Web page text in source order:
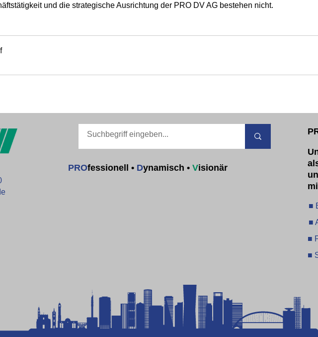
und die strategische Ausrichtung der PRO DV AG bestehen nicht.
PROfessionell • Dynamisch •Visionär
■
■
■
■